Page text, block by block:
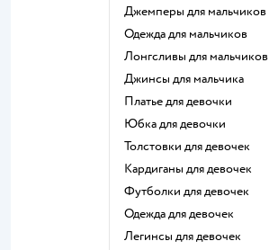
Джемперы для мальчиков
Одежда для мальчиков
Лонгсливы для мальчиков
Джинсы для мальчика
Платье для девочки
Юбка для девочки
Толстовки для девочек
Кардиганы для девочек
Футболки для девочек
Одежда для девочек
Легинсы для девочек